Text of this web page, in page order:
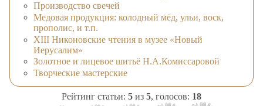
Производство свечей
Медовая продукция: колодный мёд, ульи, воск,
прополис, и т.п.
XIII Никоновские чтения в музее «Новый
Иерусалим»
Золотное и лицевое шитьё Н.А.Комиссаровой
Творческие мастерские
Рейтинг статьи: 5 из 5, голосов: 18